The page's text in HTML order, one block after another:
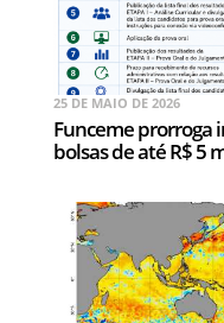
25 DE MAIO DE 2026
Funceme prorroga
bolsas de até R$ 5